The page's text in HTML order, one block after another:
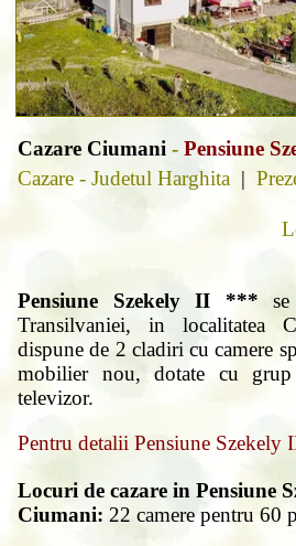
Cazare Ciumani - Pensiune
Cazare - Judetul Harghita|
Pensiune Szekely II ***
Transilvaniei, in localitatea
dispune de 2 cladiri cu camere
mobilier nou, dotate cu
televizor.
Pentru detalii Pensiune Szekely
Locuri de cazare in Pensiune
Ciumani: 22 camere pentru 60